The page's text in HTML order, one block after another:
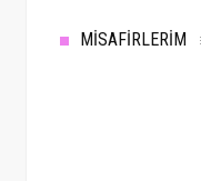
MİSAFİRLERİM